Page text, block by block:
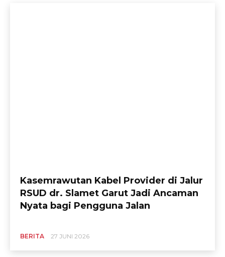
Kasemrawutan Kabel Provider di Jalur
RSUD dr. Slamet Garut Jadi Ancaman
Nyata bagi Pengguna Jalan
BERITA 27 JUNI 2026